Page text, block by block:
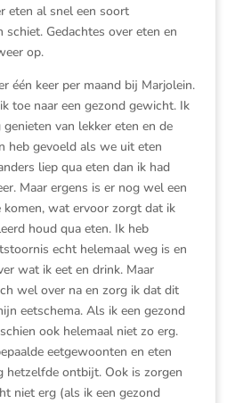
eten al snel een soort
Gedachtes over eten en
op.
één keer per maand bij Marjolein.
toe naar een gezond gewicht. Ik
van lekker eten en de
heb gevoeld als we uit eten
liep qua eten dan ik had
Maar ergens is er nog wel een
komen, wat ervoor zorgt dat ik
houd qua eten. Ik heb
echt helemaal weg is en
wat ik eet en drink. Maar
wel over na en zorg ik dat dit
eetschema. Als ik een gezond
ook helemaal niet zo erg.
eetgewoonten en eten
hetzelfde ontbijt. Ook is zorgen
niet erg (als ik een gezond